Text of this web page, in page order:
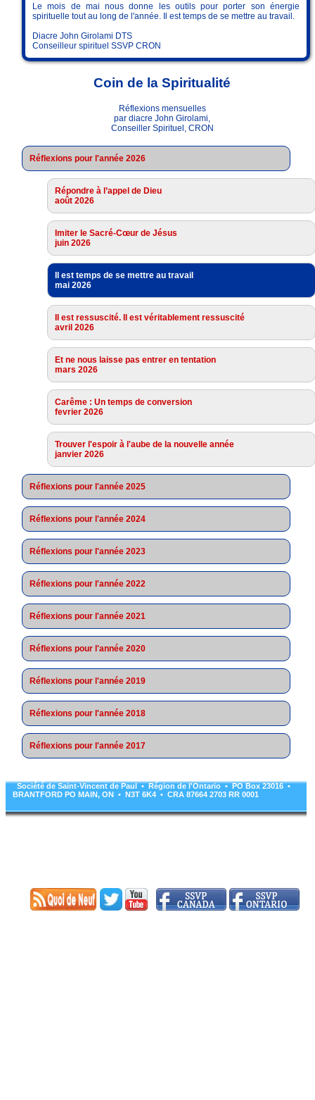
Le mois de mai nous donne les outils pour porter son énergie
spirituelle tout au long de l'année. Il est temps de se mettre au travail.
Diacre John Girolami DTS
Conseilleur spirituel SSVP CRON
Coin de la Spiritualité
Réflexions mensuelles
par diacre John Girolami,
Conseiller Spirituel, CRON
Réflexions pour l'année 2026
Répondre à l’appel de Dieu
août 2026
Imiter le Sacré-Cœur de Jésus
juin 2026
Il est temps de se mettre au travail
mai 2026
Il est ressuscité. Il est véritablement ressuscité
avril 2026
Et ne nous laisse pas entrer en tentation
mars 2026
Carême : Un temps de conversion
fevrier 2026
Trouver l'espoir à l'aube de la nouvelle année
janvier 2026
Réflexions pour l'année 2025
Réflexions pour l'année 2024
Réflexions pour l'année 2023
Réflexions pour l'année 2022
Réflexions pour l'année 2021
Réflexions pour l'année 2020
Réflexions pour l'année 2019
Réflexions pour l'année 2018
Réflexions pour l'année 2017
Société de Saint-Vincent de Paul • Région de l'Ontario • PO Box 23016 •
BRANTFORD PO MAIN, ON • N3T 6K4 • CRA 87664 2703 RR 0001